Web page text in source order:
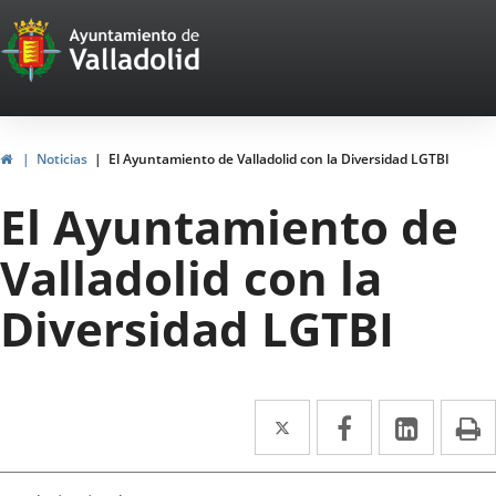
Portal
Web
del
Ayuntamiento
de
Valladolid
HomeNoticias El Ayuntamiento de Valladolid con la Diversidad LGTBI
El Ayuntamiento de
Valladolid con la
Diversidad LGTBI
Twitter
Enlace
a
Facebook
Enlace
a
Enlace
a